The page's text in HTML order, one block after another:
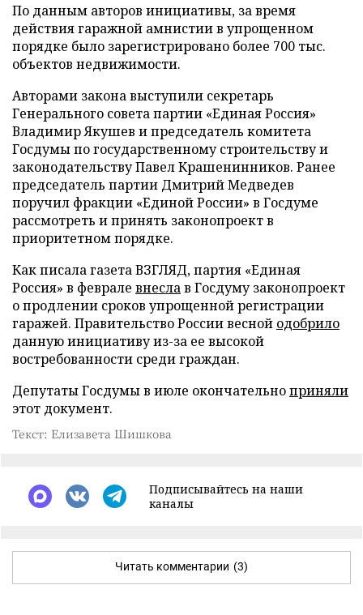
По данным авторов инициативы, за время
действия гаражной амнистии в упрощенном
порядке было зарегистрировано более 700 тыс.
объектов недвижимости.
Авторами закона выступили секретарь
Генерального совета партии «Единая Россия»
Владимир Якушев и председатель комитета
Госдумы по государственному строительству и
законодательству Павел Крашенинников. Ранее
председатель партии Дмитрий Медведев
поручил фракции «Единой России» в Госдуме
рассмотреть и принять законопроект в
приоритетном порядке.
Как писала газета ВЗГЛЯД, партия «Единая
Россия» в феврале внеслав Госдуму законопроект
о продлении сроков упрощенной регистрации
гаражей. Правительство России весной одобрило
данную инициативу из-за ее высокой
востребованности среди граждан.
Депутаты Госдумы в июле окончательноприняли
этот документ.
Текст: Елизавета Шишкова
Подписывайтесь на наши
каналы
Читать комментарии (3)